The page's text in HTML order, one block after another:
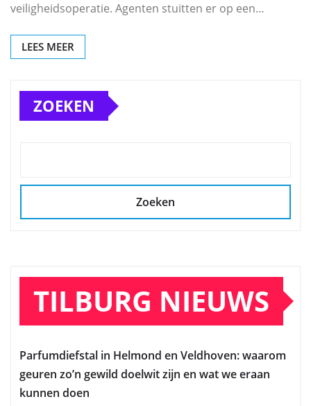
veiligheidsoperatie. Agenten stuitten er op een…
LEES MEER
ZOEKEN
Zoeken
TILBURG NIEUWS
Parfumdiefstal in Helmond en Veldhoven: waarom
geuren zo’n gewild doelwit zijn en wat we eraan
kunnen doen